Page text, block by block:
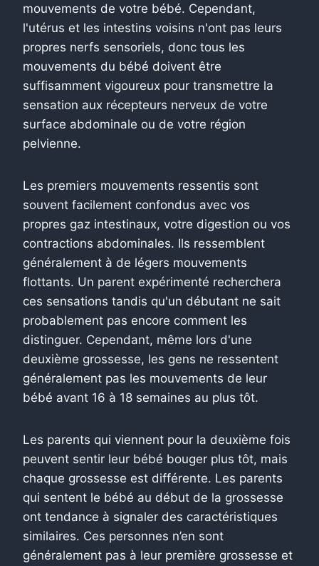
mouvements de votre bébé. Cependant,
l'utérus et les intestins voisins n'ont pas leurs
propres nerfs sensoriels, donc tous les
mouvements du bébé doivent être
suffisamment vigoureux pour transmettre la
sensation aux récepteurs nerveux de votre
surface abdominale ou de votre région
pelvienne.
Les premiers mouvements ressentis sont
souvent facilement confondus avec vos
propres gaz intestinaux, votre digestion ou vos
contractions abdominales. Ils ressemblent
généralement à de légers mouvements
flottants. Un parent expérimenté recherchera
ces sensations tandis qu'un débutant ne sait
probablement pas encore comment les
distinguer. Cependant, même lors d'une
deuxième grossesse, les gens ne ressentent
généralement pas les mouvements de leur
bébé avant 16 à 18 semaines au plus tôt.
Les parents qui viennent pour la deuxième fois
peuvent sentir leur bébé bouger plus tôt, mais
chaque grossesse est différente. Les parents
qui sentent le bébé au début de la grossesse
ont tendance à signaler des caractéristiques
similaires. Ces personnes n’en sont
généralement pas à leur première grossesse et